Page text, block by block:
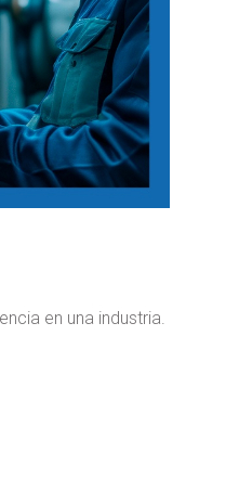
en una industria.